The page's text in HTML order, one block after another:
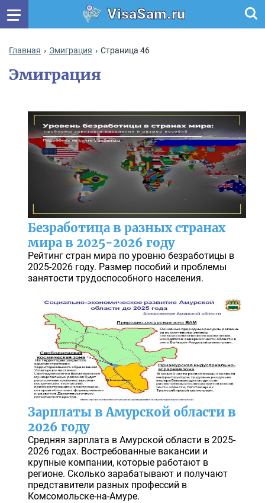
VisaSam.ru
Главная Эмиграция Страница 46
Эмиграция
Безработица в разных странах
мира в 2025-2026 году
Рейтинг стран мира по уровню безработицы в
2025-2026 году. Размер пособий и проблемы
занятости трудоспособного населения.
Зарплаты в Амурской области в
2026 году
Средняя зарплата в Амурской области в 2025-
2026 годах. Востребованные вакансии и
крупные компании, которые работают в
регионе. Сколько зарабатывают и получают
представители разных профессий в
Комсомольске-на-Амуре.